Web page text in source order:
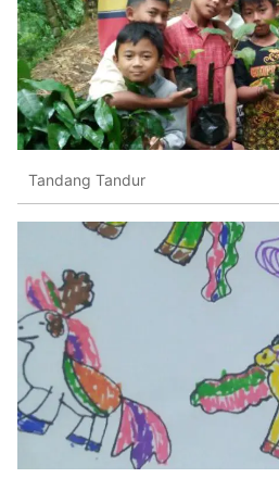
Tandang Tandur